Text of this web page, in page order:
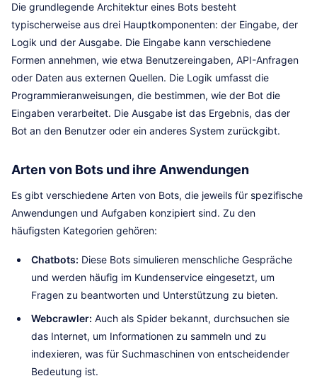
Die grundlegende Architektur eines Bots besteht
typischerweise aus drei Hauptkomponenten: der Eingabe, der
Logik und der Ausgabe. Die Eingabe kann verschiedene
Formen annehmen, wie etwa Benutzereingaben, API-Anfragen
oder Daten aus externen Quellen. Die Logik umfasst die
Programmieranweisungen, die bestimmen, wie der Bot die
Eingaben verarbeitet. Die Ausgabe ist das Ergebnis, das der
Bot an den Benutzer oder ein anderes System zurückgibt.
Arten von Bots und ihre Anwendungen
Es gibt verschiedene Arten von Bots, die jeweils für spezifische
Anwendungen und Aufgaben konzipiert sind. Zu den
häufigsten Kategorien gehören:
Chatbots: Diese Bots simulieren menschliche Gespräche
und werden häufig im Kundenservice eingesetzt, um
Fragen zu beantworten und Unterstützung zu bieten.
Webcrawler: Auch als Spider bekannt, durchsuchen sie
das Internet, um Informationen zu sammeln und zu
indexieren, was für Suchmaschinen von entscheidender
Bedeutung ist.